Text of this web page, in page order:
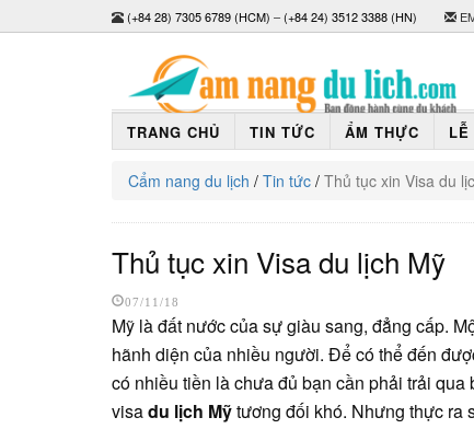
(+84 28) 7305 6789 (HCM) –(+84 24) 3512 3388 (HN)
TRANG CHỦ TIN TỨC ẨM THỰC LỄ
Cẩm nang du lịch / Tin tức / Thủ tục xin Visa du
Thủ tục xin Visa du lịch Mỹ
07/11/18
Mỹ là đất nước của sự giàu sang, đẳng cấp.
hãnh diện của nhiều người. Để có thể đến
có nhiều tiền là chưa đủ bạn cần phải trải
visadu lịch Mỹtương đối khó. Nhưng thực ra